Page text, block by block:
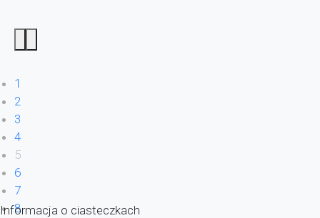
1
2
3
4
5
6
7
8
Informacja o ciasteczkach